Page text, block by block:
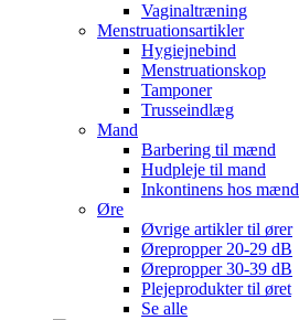
Vaginaltræning
Menstruationsartikler
Hygiejnebind
Menstruationskop
Tamponer
Trusseindlæg
Mand
Barbering til mænd
Hudpleje til mand
Inkontinens hos mænd
Øre
Øvrige artikler til ører
Ørepropper 20-29 dB
Ørepropper 30-39 dB
Plejeprodukter til øret
Se alle